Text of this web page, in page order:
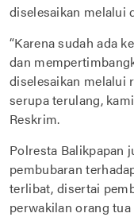
diselesaikan melalui
“Karena sudah ada
dan
diselesaikan melalui
serupa terulang,
Reskrim.
Polresta Balikpapan
pembubaran
terlibat, disertai
perwakilan orang